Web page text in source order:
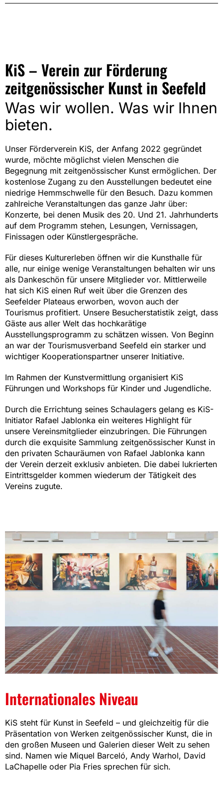
KiS – Verein zur Förderung
zeitgenössischer Kunst in Seefeld
Was wir wollen. Was wir Ihnen
bieten.
Unser Förderverein KiS, der Anfang 2022 gegründet
wurde, möchte möglichst vielen Menschen die
Begegnung mit zeitgenössischer Kunst ermöglichen. Der
kostenlose Zugang zu den Ausstellungen bedeutet eine
niedrige Hemmschwelle für den Besuch. Dazu kommen
zahlreiche Veranstaltungen das ganze Jahr über:
Konzerte, bei denen Musik des 20. Und 21. Jahrhunderts
auf dem Programm stehen, Lesungen, Vernissagen,
Finissagen oder Künstlergespräche.
Für dieses Kulturerleben öffnen wir die Kunsthalle für
alle, nur einige wenige Veranstaltungen behalten wir uns
als Dankeschön für unsere Mitglieder vor. Mittlerweile
hat sich KiS einen Ruf weit über die Grenzen des
Seefelder Plateaus erworben, wovon auch der
Tourismus profitiert. Unsere Besucherstatistik zeigt, dass
Gäste aus aller Welt das hochkarätige
Ausstellungsprogramm zu schätzen wissen. Von Beginn
an war der Tourismusverband Seefeld ein starker und
wichtiger Kooperationspartner unserer Initiative.
Im Rahmen der Kunstvermittlung organisiert KiS
Führungen und Workshops für Kinder und Jugendliche.
Durch die Errichtung seines Schaulagers gelang es KiS-
Initiator Rafael Jablonka ein weiteres Highlight für
unsere Vereinsmitglieder einzubringen. Die Führungen
durch die exquisite Sammlung zeitgenössischer Kunst in
den privaten Schauräumen von Rafael Jablonka kann
der Verein derzeit exklusiv anbieten. Die dabei lukrierten
Eintrittsgelder kommen wiederum der Tätigkeit des
Vereins zugute.
Internationales Niveau
KiS steht für Kunst in Seefeld – und gleichzeitig für die
Präsentation von Werken zeitgenössischer Kunst, die in
den großen Museen und Galerien dieser Welt zu sehen
sind. Namen wie Miquel Barceló, Andy Warhol, David
LaChapelle oder Pia Fries sprechen für sich.